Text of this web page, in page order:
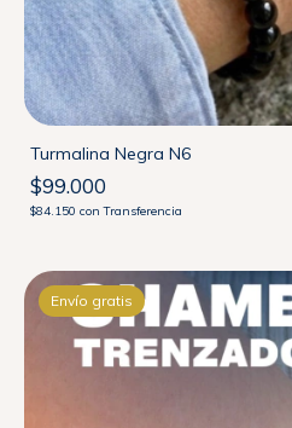
Turmalina Negra N6
$99.000
$84.150 con Transferencia
Envío gratis